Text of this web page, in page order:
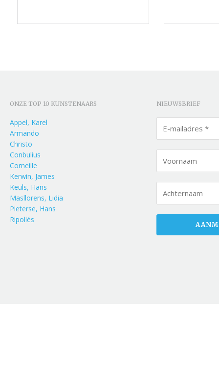
ONZE TOP 10 KUNSTENAARS
Appel, Karel
Armando
Christo
Conbulius
Corneille
Kerwin, James
Keuls, Hans
Masllorens, Lidia
Pieterse, Hans
Ripollés
NIEUWSBRIEF